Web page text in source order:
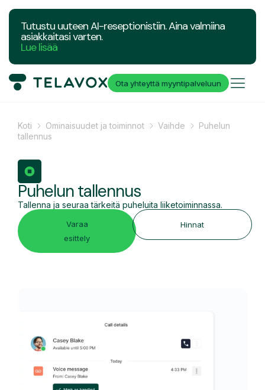
Tutustu uuteen AI-reseptionistiin. Aina valmiina
asiakkaitasi varten.
Lue lisää
Ota yhteyttä myyntipalveluun
Koti Ominaisuudet ja toiminnot Vaihde
Puhelun
tallennus
Puhelun tallennus
Tallenna ja seuraa tärkeitä puheluita liiketoiminnassa.
Varaa
esittely
Hinnat